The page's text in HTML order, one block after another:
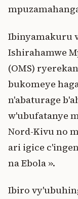
Ibinyamakuru
Ishirahamwe
(OMS)
bukomeye
n'abaturage
w'ubufatanye
Nord-Kivu no
ari igice
na Ebola ».
Ibiro